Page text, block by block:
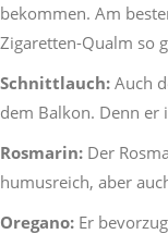
bekommen. Am
Zigaretten-Qualm so
Schnittlauch: Auch
dem Balkon. Denn er
Rosmarin: Der
humusreich, aber
Oregano: Er